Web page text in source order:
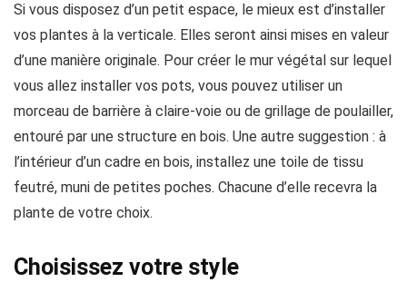
Si vous disposez d’un petit espace, le mieux est d’installer
vos plantes à la verticale. Elles seront ainsi mises en valeur
d’une manière originale. Pour créer le mur végétal sur lequel
vous allez installer vos pots, vous pouvez utiliser un
morceau de barrière à claire-voie ou de grillage de poulailler,
entouré par une structure en bois. Une autre suggestion : à
l’intérieur d’un cadre en bois, installez une toile de tissu
feutré, muni de petites poches. Chacune d’elle recevra la
plante de votre choix.
Choisissez votre style